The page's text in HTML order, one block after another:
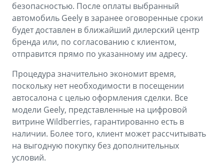
безопасностью. После оплаты выбранный
автомобиль Geely в заранее оговоренные сроки
будет доставлен в ближайший дилерский центр
бренда или, по согласованию с клиентом,
отправится прямо по указанному им адресу.
Процедура значительно экономит время,
поскольку нет необходимости в посещении
автосалона с целью оформления сделки. Все
модели Geely, представленные на цифровой
витрине Wildberries, гарантированно есть в
наличии. Более того, клиент может рассчитывать
на выгодную покупку без дополнительных
условий.